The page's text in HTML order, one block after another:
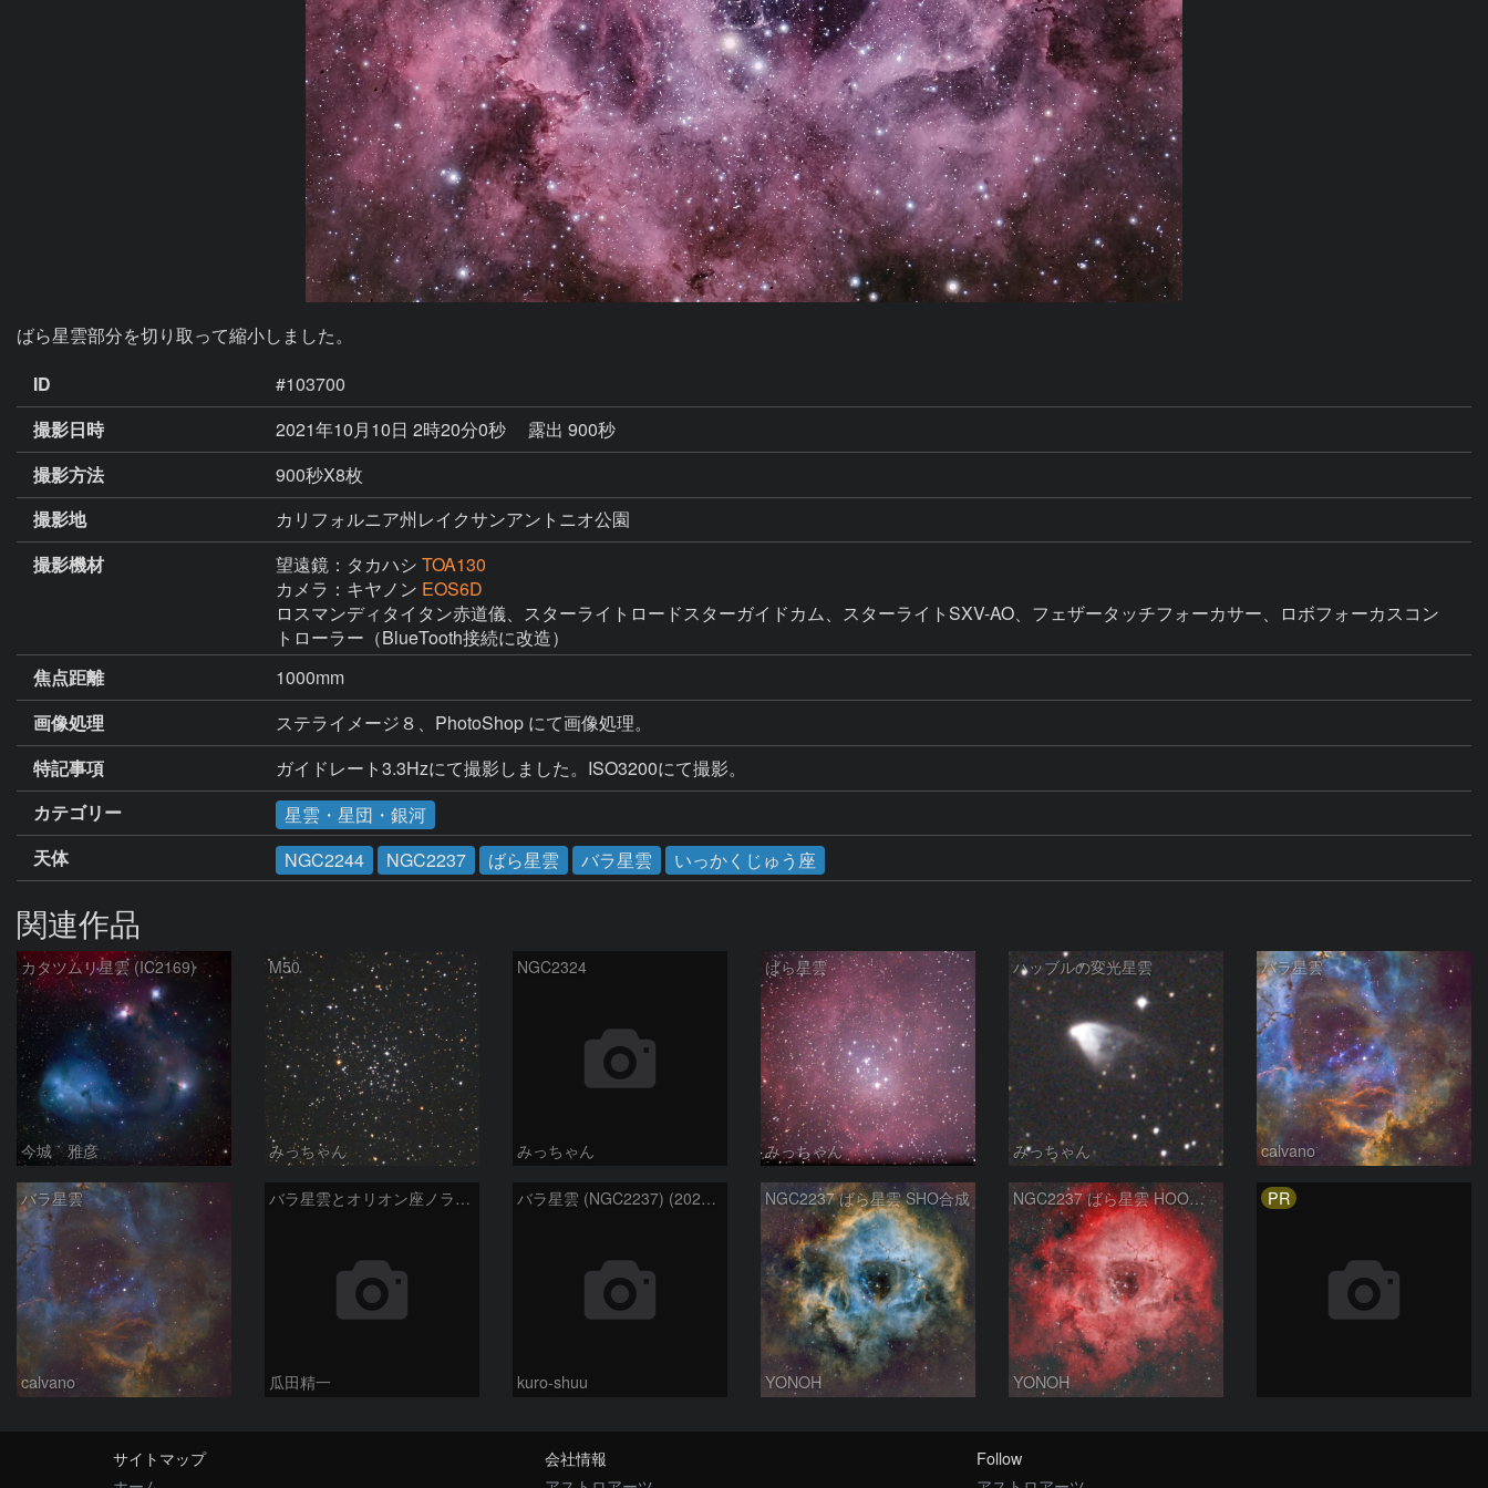
ばら星雲部分を切り取って縮小しました。
ID
#103700
撮影日時
2021年10月10日 2時20分0秒
露出 900秒
撮影方法
900秒X8枚
撮影地
カリフォルニア州レイクサンアントニオ公園
撮影機材
望遠鏡：タカハシ TOA130
カメラ：キヤノン EOS6D
ロスマンディタイタン赤道儀、スターライトロードスターガイドカム、スターライトSXV-AO、フェザータッチフォーカサー、ロボフォーカスコン
トローラー（BlueTooth接続に改造）
焦点距離
1000mm
画像処理
ステライメージ８、PhotoShop にて画像処理。
特記事項
ガイドレート3.3Hzにて撮影しました。ISO3200にて撮影。
カテゴリー
星雲・星団・銀河
天体
NGC2244 NGC2237 ばら星雲 バラ星雲 いっかくじゅう座
関連作品
カタツムリ星雲 (IC2169)
今城 雅彦
M50
みっちゃん
NGC2324
みっちゃん
ばら星雲
みっちゃん
ハッブルの変光星雲
みっちゃん
バラ星雲
calvano
バラ星雲
calvano
バラ星雲とオリオン座ノラマ50mm
瓜田精一
バラ星雲 (NGC2237) (2026/02/15他2夜)
kuro-shuu
NGC2237 ばら星雲 SHO合成
YONOH
NGC2237 ばら星雲 HOO合成
YONOH
PR
サイトマップ
会社情報
Follow